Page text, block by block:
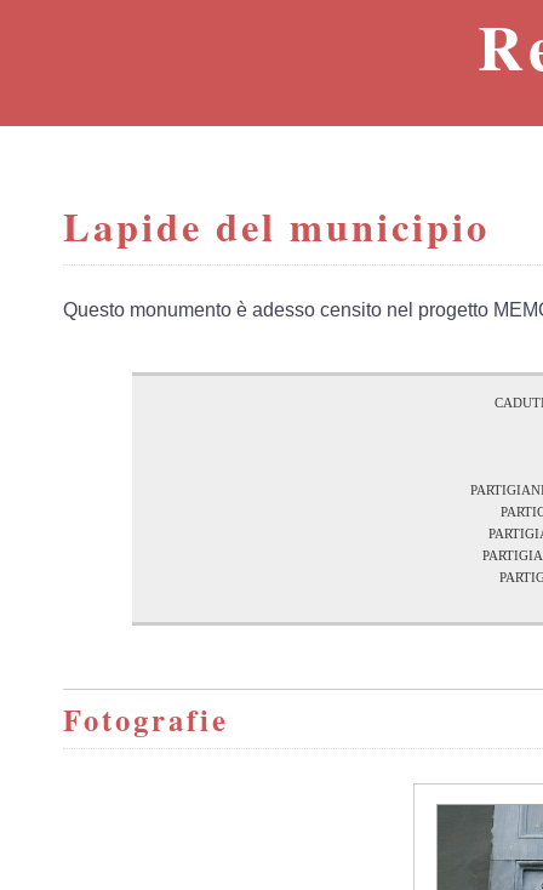
Lapide del municipio
Questo monumento è adesso censito nel progetto
Fotografie